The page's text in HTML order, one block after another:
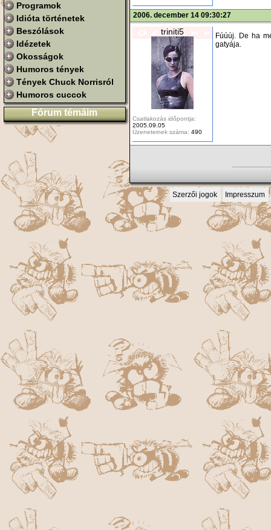
Programok
Idióta történetek
Beszólások
Idézetek
Okosságok
Humoros tények
Tények Chuck Norrisról
Humoros cuccok
Fórum témáim
2006. december 14 09:30:27
triniti5
Csatlakozás időpontja:
2005.09.05
Üzeneteinek száma: 490
Fúúúj. De ha
gatyája.
Szerzői jogok Impresszum